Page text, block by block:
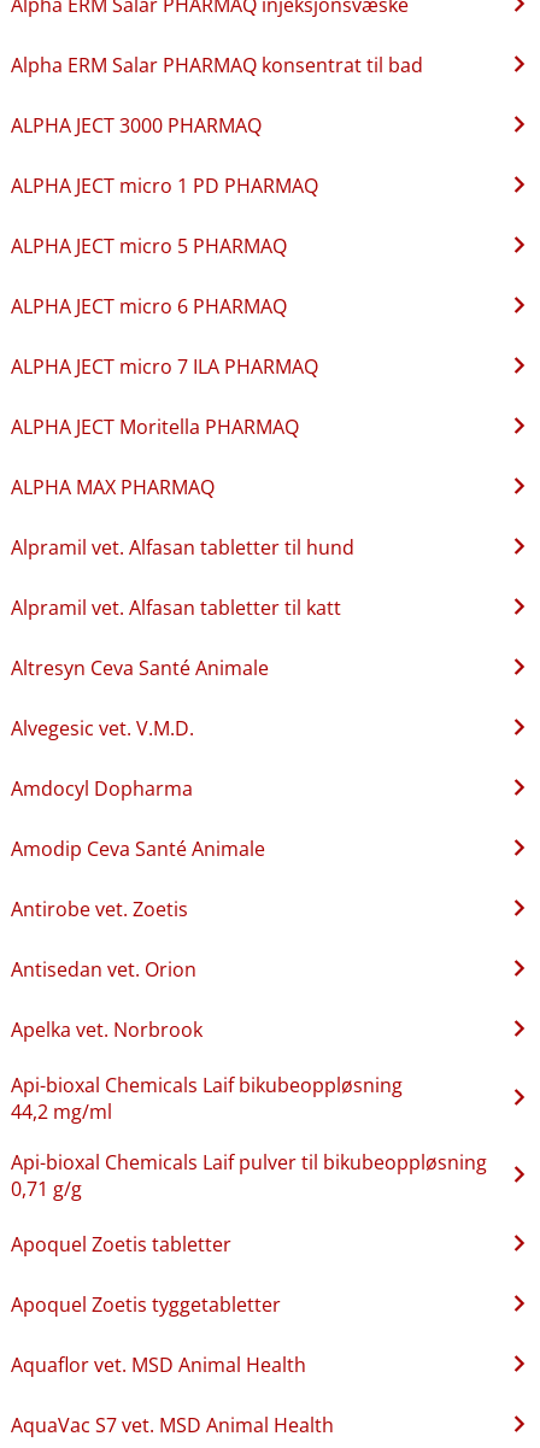
Alpha ERM Salar PHARMAQ konsentrat til bad
ALPHA JECT 3000 PHARMAQ
ALPHA JECT micro 1 PD PHARMAQ
ALPHA JECT micro 5 PHARMAQ
ALPHA JECT micro 6 PHARMAQ
ALPHA JECT micro 7 ILA PHARMAQ
ALPHA JECT Moritella PHARMAQ
ALPHA MAX PHARMAQ
Alpramil vet. Alfasan tabletter til hund
Alpramil vet. Alfasan tabletter til katt
Altresyn Ceva Santé Animale
Alvegesic vet. V.M.D.
Amdocyl Dopharma
Amodip Ceva Santé Animale
Antirobe vet. Zoetis
Antisedan vet. Orion
Apelka vet. Norbrook
Api-bioxal Chemicals Laif bikubeoppløsning
44,2 mg/ml
Api-bioxal Chemicals Laif pulver til bikubeoppløsning
0,71 g/g
Apoquel Zoetis tabletter
Apoquel Zoetis tyggetabletter
Aquaflor vet. MSD Animal Health
AquaVac S7 vet. MSD Animal Health